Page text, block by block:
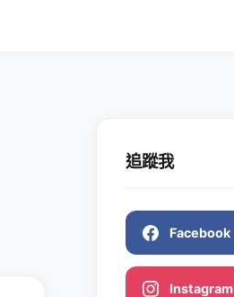
追蹤我
Facebook
Instagram